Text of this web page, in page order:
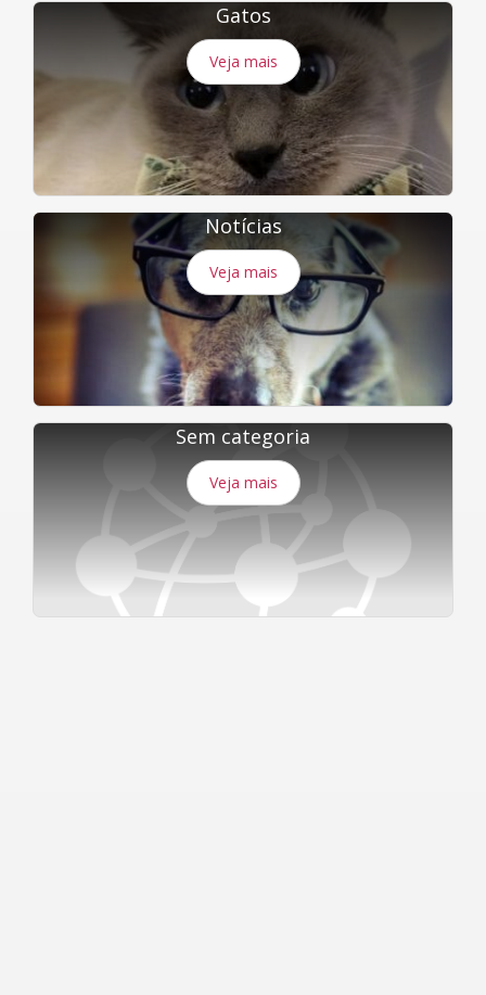
Gatos
Veja mais
Notícias
Veja mais
Sem categoria
Veja mais